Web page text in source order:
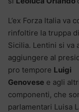
L’ex Forza Italia va
rinfoltire la truppa
Sicilia. Lentini si va
aggiungere al
pro tempore Luigi
Genovese e agli
componenti, che
parlamentari Luisa